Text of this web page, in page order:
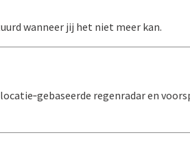
wanneer jij het niet meer kan.
regenradar en